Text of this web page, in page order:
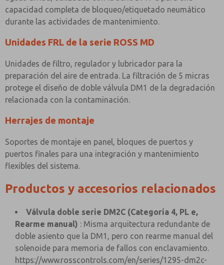
capacidad completa de bloqueo/etiquetado neumático
durante las actividades de mantenimiento.
Unidades FRL de la serie ROSS MD
Unidades de filtro, regulador y lubricador para la
preparación del aire de entrada. La filtración de 5 micras
protege el diseño de doble válvula DM1 de la degradación
relacionada con la contaminación.
Herrajes de montaje
Soportes de montaje en panel, bloques de puertos y
puertos finales para una integración y mantenimiento
flexibles del sistema.
Productos y accesorios relacionados
Válvula doble serie DM2C (Categoría 4, PL e,
Rearme manual) : Misma arquitectura redundante de
doble asiento que la DM1, pero con rearme manual del
solenoide para memoria de fallos con enclavamiento.
https://www.rosscontrols.com/en/series/1295-dm2c-